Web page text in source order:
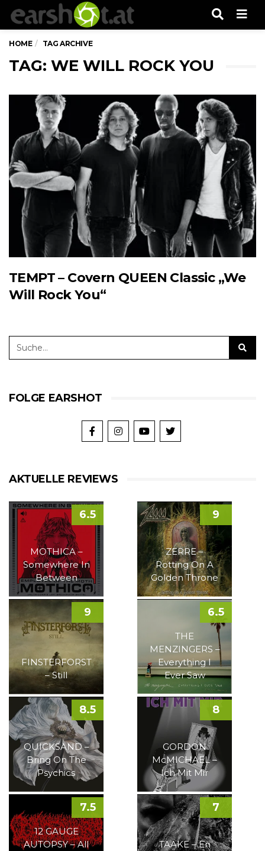
HOME TAG ARCHIVE
TAG: WE WILL ROCK YOU
TEMPT – Covern QUEEN Classic „We
Will Rock You“
FOLGE EARSHOT
AKTUELLE REVIEWS
MOTHICA –
Somewhere In
Between
6.5
ZERRE –
Rotting On A
Golden Throne
9
FINSTERFORST
– Still
9
THE
MENZINGERS –
Everything I
Ever Saw
6.5
QUICKSAND –
Bring On The
Psychics
8.5
GORDON
McMICHAEL –
Ich Mit Mir
8
12 GAUGE
AUTOPSY – All
7.5
TAAKE – En
7